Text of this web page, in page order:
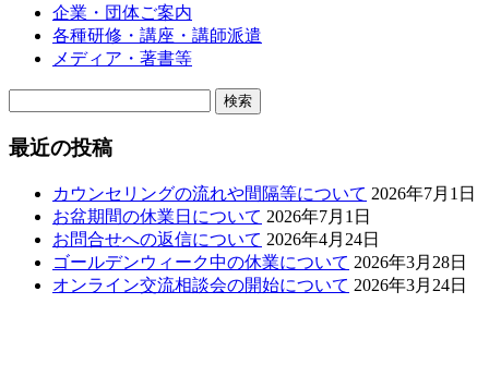
企業・団体ご案内
各種研修・講座・講師派遣
メディア・著書等
最近の投稿
カウンセリングの流れや間隔等について 2026年7月1日
お盆期間の休業日について 2026年7月1日
お問合せへの返信について 2026年4月24日
ゴールデンウィーク中の休業について 2026年3月28日
オンライン交流相談会の開始について 2026年3月24日